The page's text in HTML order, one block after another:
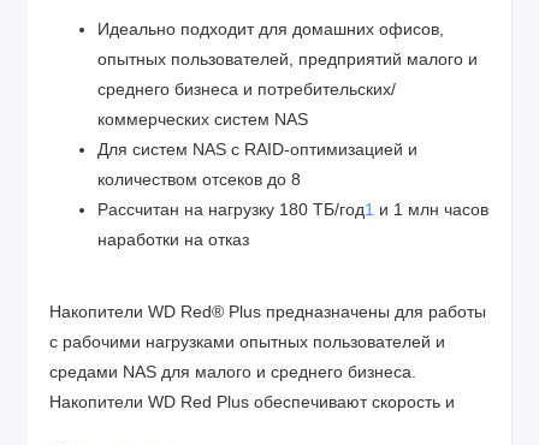
Идеально подходит для домашних офисов,
опытных пользователей, предприятий малого и
среднего бизнеса и потребительских/
коммерческих систем NAS
Для систем NAS с RAID-оптимизацией и
количеством отсеков до 8
Рассчитан на нагрузку 180 ТБ/год1 и 1 млн часов
наработки на отказ
Накопители WD Red® Plus предназначены для работы
с рабочими нагрузками опытных пользователей и
средами NAS для малого и среднего бизнеса.
Накопители WD Red Plus обеспечивают скорость и